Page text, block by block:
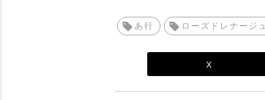
あ行 ローズドレナージュ
X